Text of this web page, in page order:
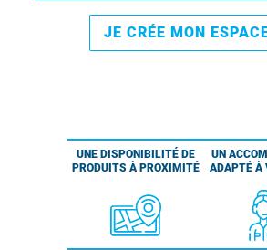
JE CRÉE MON
UNE DISPONIBILITÉ DE
PRODUITS À PROXIMITÉ
UN
ADAPTÉ À